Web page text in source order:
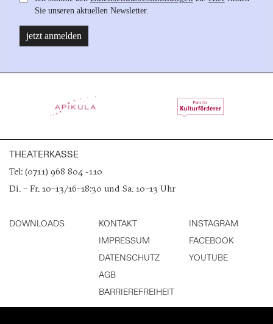
THEATERKASSE
Tel: (0711) 968 804 -110
Di. – Fr. 10–13/16–18:30 und Sa. 10–13 Uhr
DOWNLOADS
KONTAKT
IMPRESSUM
DATENSCHUTZ
AGB
BARRIEREFREIHEIT
INSTAGRAM
FACEBOOK
YOUTUBE